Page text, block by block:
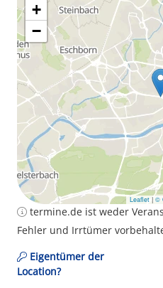
+
−
Leaflet | ©
termine.de ist weder
Fehler und Irrtümer
Eigentümer der
Location?